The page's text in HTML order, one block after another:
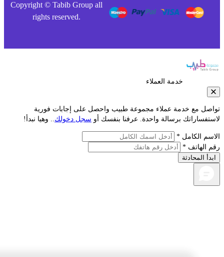
Copyright © Tabib Group all
rights reserved.
خدمة العملاء
مع خدمة عملاء مجموعة طبيب واحصل على إجابات فورية
برسالة واحدة. عرفنا بنفسك أوسجل دخولك.. وهيا نبدأ!
الكامل *
الهاتف *
المحادثة